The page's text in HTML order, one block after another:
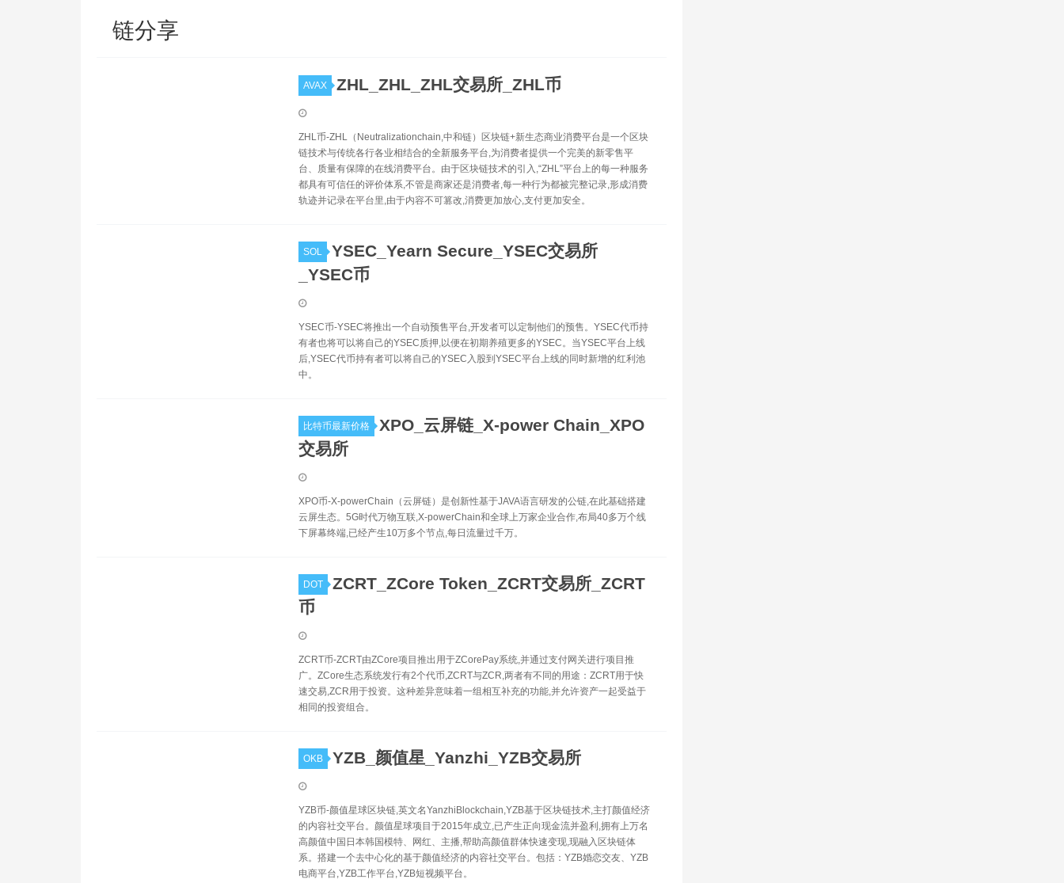
链分享
AVAX ZHL_ZHL_ZHL交易所_ZHL币
ZHL币-ZHL（Neutralizationchain,中和链）区块链+新生态商业消费平台是一个区块
链技术与传统各行各业相结合的全新服务平台,为消费者提供一个完美的新零售平
台、质量有保障的在线消费平台。由于区块链技术的引入,“ZHL”平台上的每一种服务
都具有可信任的评价体系,不管是商家还是消费者,每一种行为都被完整记录,形成消费
轨迹并记录在平台里,由于内容不可篡改,消费更加放心,支付更加安全。
SOL
YSEC_Yearn Secure_YSEC交易所
_YSEC币
YSEC币-YSEC将推出一个自动预售平台,开发者可以定制他们的预售。YSEC代币持
有者也将可以将自己的YSEC质押,以便在初期养殖更多的YSEC。当YSEC平台上线
后,YSEC代币持有者可以将自己的YSEC入股到YSEC平台上线的同时新增的红利池
中。
比特币最新价格
XPO_云屏链_X-power Chain_XPO
交易所
XPO币-X-powerChain（云屏链）是创新性基于JAVA语言研发的公链,在此基础搭建
云屏生态。5G时代万物互联,X-powerChain和全球上万家企业合作,布局40多万个线
下屏幕终端,已经产生10万多个节点,每日流量过千万。
DOT
ZCRT_ZCore Token_ZCRT交易所_ZCRT
币
ZCRT币-ZCRT由ZCore项目推出用于ZCorePay系统,并通过支付网关进行项目推
广。ZCore生态系统发行有2个代币,ZCRT与ZCR,两者有不同的用途：ZCRT用于快
速交易,ZCR用于投资。这种差异意味着一组相互补充的功能,并允许资产一起受益于
相同的投资组合。
OKB YZB_颜值星_Yanzhi_YZB交易所
YZB币-颜值星球区块链,英文名YanzhiBlockchain,YZB基于区块链技术,主打颜值经济
的内容社交平台。颜值星球项目于2015年成立,已产生正向现金流并盈利,拥有上万名
高颜值中国日本韩国模特、网红、主播,帮助高颜值群体快速变现,现融入区块链体
系。搭建一个去中心化的基于颜值经济的内容社交平台。包括：YZB婚恋交友、YZB
电商平台,YZB工作平台,YZB短视频平台。